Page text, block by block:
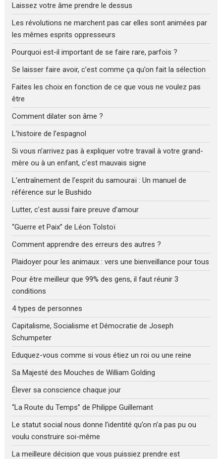
Laissez votre âme prendre le dessus
Les révolutions ne marchent pas car elles sont animées par
les mêmes esprits oppresseurs
Pourquoi est-il important de se faire rare, parfois ?
Se laisser faire avoir, c’est comme ça qu’on fait la sélection
Faites les choix en fonction de ce que vous ne voulez pas
être
Comment dilater son âme ?
L’histoire de l’espagnol
Si vous n’arrivez pas à expliquer votre travail à votre grand-
mère ou à un enfant, c’est mauvais signe
L’entraînement de l’esprit du samouraï : Un manuel de
référence sur le Bushido
Lutter, c’est aussi faire preuve d’amour
“Guerre et Paix” de Léon Tolstoï
Comment apprendre des erreurs des autres ?
Plaidoyer pour les animaux : vers une bienveillance pour tous
Pour être meilleur que 99% des gens, il faut réunir 3
conditions
4 types de personnes
Capitalisme, Socialisme et Démocratie de Joseph
Schumpeter
Eduquez-vous comme si vous étiez un roi ou une reine
Sa Majesté des Mouches de William Golding
Élever sa conscience chaque jour
“La Route du Temps” de Philippe Guillemant
Le statut social nous donne l’identité qu’on n’a pas pu ou
voulu construire soi-même
La meilleure décision que vous puissiez prendre est